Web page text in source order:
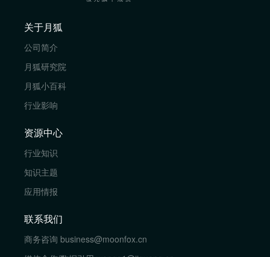
关于月狐
公司简介
月狐研究院
月狐小百科
行业影响
资源中心
行业知识
知识主题
应用情报
联系我们
商务咨询 business@moonfox.cn